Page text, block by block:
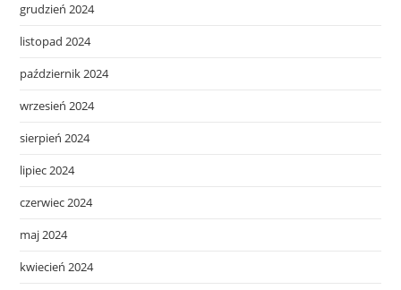
grudzień 2024
listopad 2024
październik 2024
wrzesień 2024
sierpień 2024
lipiec 2024
czerwiec 2024
maj 2024
kwiecień 2024